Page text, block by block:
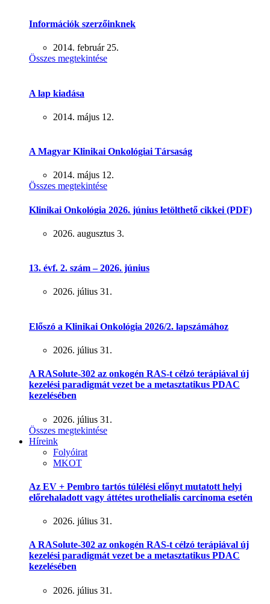
Információk szerzőinknek
2014. február 25.
Összes megtekintése
A lap kiadása
2014. május 12.
A Magyar Klinikai Onkológiai Társaság
2014. május 12.
Összes megtekintése
Klinikai Onkológia 2026. június letölthető cikkei (PDF)
2026. augusztus 3.
13. évf. 2. szám – 2026. június
2026. július 31.
Előszó a Klinikai Onkológia 2026/2. lapszámához
2026. július 31.
A RASolute-302 az onkogén RAS-t célzó terápiával új
kezelési paradigmát vezet be a metasztatikus PDAC
kezelésében
2026. július 31.
Összes megtekintése
Híreink
Folyóirat
MKOT
Az EV + Pembro tartós túlélési előnyt mutatott helyi
előrehaladott vagy áttétes urothelialis carcinoma esetén
2026. július 31.
A RASolute-302 az onkogén RAS-t célzó terápiával új
kezelési paradigmát vezet be a metasztatikus PDAC
kezelésében
2026. július 31.